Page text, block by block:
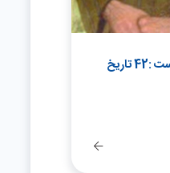
شاه نعمت الله ولی پیوست :42 تاریخ